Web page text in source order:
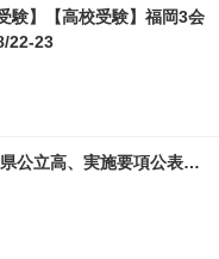
験】【高校受験】福岡3会
22-23
県公立高、実施要項公表…